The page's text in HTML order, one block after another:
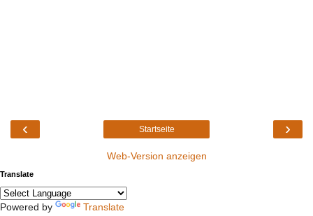
‹ ›
Startseite
Web-Version anzeigen
Translate
Powered by Translate